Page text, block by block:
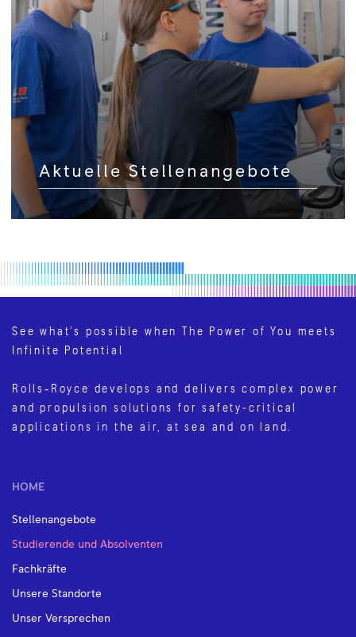
Aktuelle Stellenangebote
See what’s possible when The Power of You meets
Infinite Potential
Rolls‑Royce develops and delivers complex power
and propulsion solutions for safety-critical
applications in the air, at sea and on land.
HOME
Stellenangebote
Studierende und Absolventen
Fachkräfte
Unsere Standorte
Unser Versprechen